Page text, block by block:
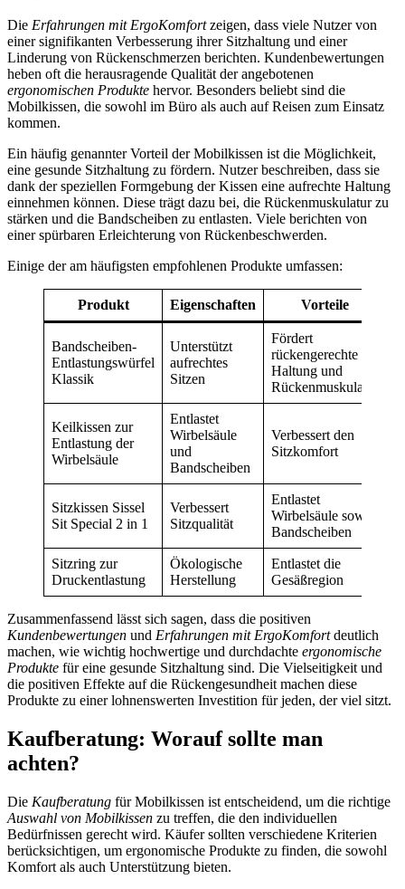
Die Erfahrungen mit ErgoKomfortzeigen, dass viele Nutzer von
einer signifikanten Verbesserung ihrer Sitzhaltung und einer
Linderung von Rückenschmerzen berichten. Kundenbewertungen
heben oft die herausragende Qualität der angebotenen
ergonomischen Produkte hervor. Besonders beliebt sind die
Mobilkissen, die sowohl im Büro als auch auf Reisen zum Einsatz
kommen.
Ein häufig genannter Vorteil der Mobilkissen ist die Möglichkeit,
eine gesunde Sitzhaltung zu fördern. Nutzer beschreiben, dass sie
dank der speziellen Formgebung der Kissen eine aufrechte Haltung
einnehmen können. Diese trägt dazu bei, die Rückenmuskulatur zu
stärken und die Bandscheiben zu entlasten. Viele berichten von
einer spürbaren Erleichterung von Rückenbeschwerden.
Einige der am häufigsten empfohlenen Produkte umfassen:
Produkt Eigenschaften Vorteile
Bandscheiben-
Entlastungswürfel
Klassik
Unterstützt
aufrechtes
Sitzen
Fördert
rückengerechte
Haltung und
Rückenmuskulatur
Keilkissen zur
Entlastung der
Wirbelsäule
Entlastet
Wirbelsäule
und
Bandscheiben
Verbessert den
Sitzkomfort
Sitzkissen Sissel
Sit Special 2 in 1
Verbessert
Sitzqualität
Entlastet
Wirbelsäule sowie
Bandscheiben
Sitzring zur
Druckentlastung
Ökologische
Herstellung
Entlastet die
Gesäßregion
Zusammenfassend lässt sich sagen, dass die positiven
Kundenbewertungen und Erfahrungen mit ErgoKomfortdeutlich
machen, wie wichtig hochwertige und durchdachte ergonomische
Produkte für eine gesunde Sitzhaltung sind. Die Vielseitigkeit und
die positiven Effekte auf die Rückengesundheit machen diese
Produkte zu einer lohnenswerten Investition für jeden, der viel sitzt.
Kaufberatung: Worauf sollte man
achten?
Die Kaufberatung für Mobilkissen ist entscheidend, um die richtige
Auswahl von Mobilkissen zu treffen, die den individuellen
Bedürfnissen gerecht wird. Käufer sollten verschiedene Kriterien
berücksichtigen, um ergonomische Produkte zu finden, die sowohl
Komfort als auch Unterstützung bieten.